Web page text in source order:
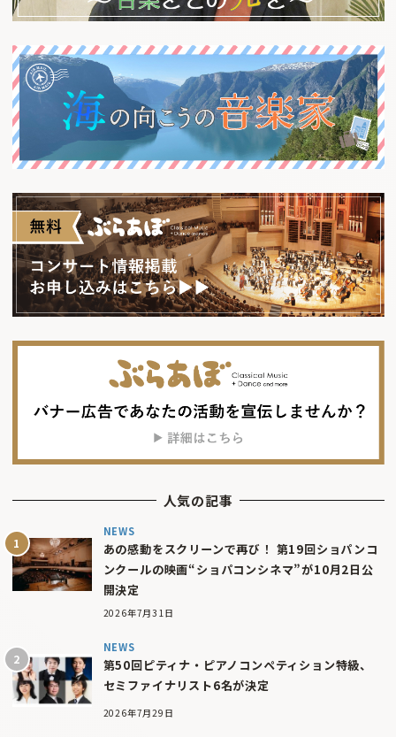
人気の記事
NEWS
あの感動をスクリーンで再び！ 第19回ショパンコ
ンクールの映画“ショパコンシネマ”が10月2日公
開決定
2026年7月31日
NEWS
第50回ピティナ・ピアノコンペティション特級、
セミファイナリスト6名が決定
2026年7月29日